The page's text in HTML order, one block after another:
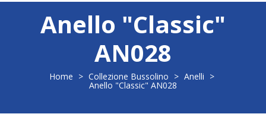
Anello "Classic"
AN028
Home > Collezione Bussolino > Anelli >
Anello "Classic" AN028